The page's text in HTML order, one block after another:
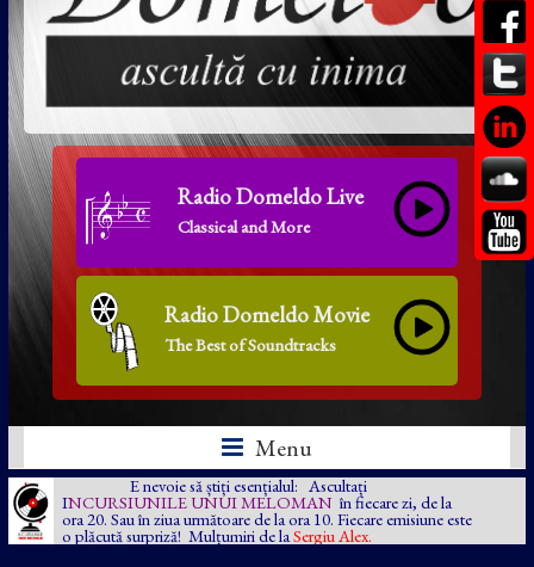
Radio Domeldo Live
Classical and More
Radio Domeldo Movie
The Best of Soundtracks
Menu
E nevoie să știți esențialul: Ascultați
INCURSIUNILE UNUI MELOMAN în fiecare zi, de la
ora 20. Sau în ziua următoare de la ora 10. Fiecare emisiune este
o plăcută surpriză! Mulțumiri de la Sergiu Alex.